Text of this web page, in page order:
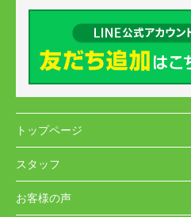
トップページ
スタッフ
お客様の声